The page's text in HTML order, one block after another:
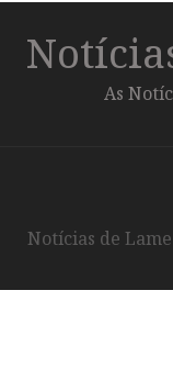
As
Notícias de